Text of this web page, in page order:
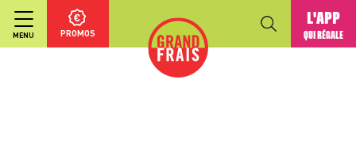
MENU PROMOS
L'APP
QUI RÉGALE